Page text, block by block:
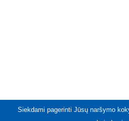
Siekdami pagerinti Jūsų naršymo